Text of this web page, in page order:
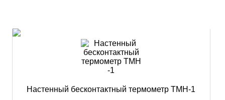
Настенный бесконтактный термометр ТМН-1